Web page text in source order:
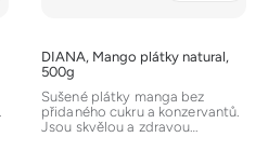
DIANA, Mango plátky natural,
500g
Sušené plátky manga bez
přidaného cukru a konzervantů.
Jsou skvělou a zdravou